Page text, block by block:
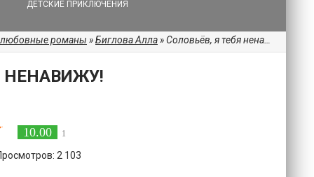
ДЕТСКИЕ ПРИКЛЮЧЕНИЯ
романы »Биглова Алла» Соловьёв, я тебя ненавижу!
НЕНАВИЖУ!
10.00 1
2 103